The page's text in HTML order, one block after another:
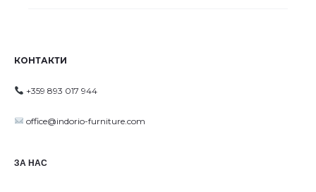
КОНТАКТИ
+359 893 017 944
office@indorio-furniture.com
ЗА НАС